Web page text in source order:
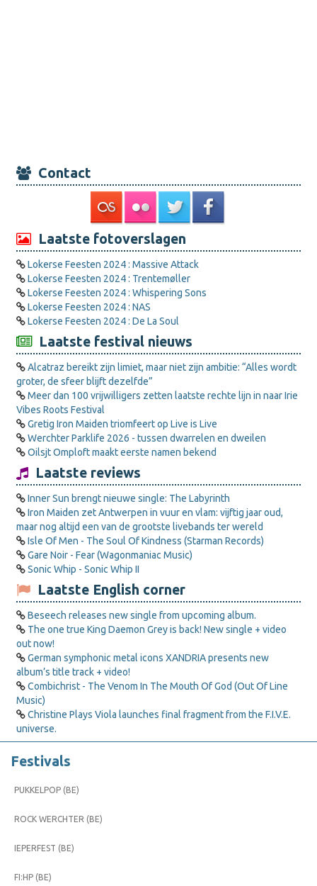
Contact
Laatste fotoverslagen
Lokerse Feesten 2024 : Massive Attack
Lokerse Feesten 2024 : Trentemøller
Lokerse Feesten 2024 : Whispering Sons
Lokerse Feesten 2024 : NAS
Lokerse Feesten 2024 : De La Soul
Laatste festival nieuws
Alcatraz bereikt zijn limiet, maar niet zijn ambitie: “Alles wordt
groter, de sfeer blijft dezelfde”
Meer dan 100 vrijwilligers zetten laatste rechte lijn in naar Irie
Vibes Roots Festival
Gretig Iron Maiden triomfeert op Live is Live
Werchter Parklife 2026 - tussen dwarrelen en dweilen
Oilsjt Omploft maakt eerste namen bekend
Laatste reviews
Inner Sun brengt nieuwe single: The Labyrinth
Iron Maiden zet Antwerpen in vuur en vlam: vijftig jaar oud,
maar nog altijd een van de grootste livebands ter wereld
Isle Of Men - The Soul Of Kindness (Starman Records)
Gare Noir - Fear (Wagonmaniac Music)
Sonic Whip - Sonic Whip II
Laatste English corner
Beseech releases new single from upcoming album.
The one true King Daemon Grey is back! New single + video
out now!
German symphonic metal icons XANDRIA presents new
album’s title track + video!
Combichrist - The Venom In The Mouth Of God (Out Of Line
Music)
Christine Plays Viola launches final fragment from the F.I.V.E.
universe.
Festivals
PUKKELPOP (BE)
ROCK WERCHTER (BE)
IEPERFEST (BE)
FI:HP (BE)